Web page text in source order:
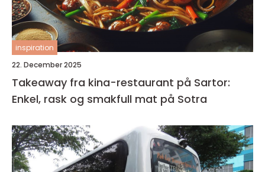
inspiration
22. December 2025
Takeaway fra kina-restaurant på Sartor:
Enkel, rask og smakfull mat på Sotra